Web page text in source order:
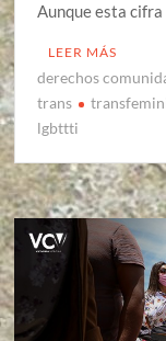
Aunque esta
LEER MÁS
derechos
trans
lgbttti